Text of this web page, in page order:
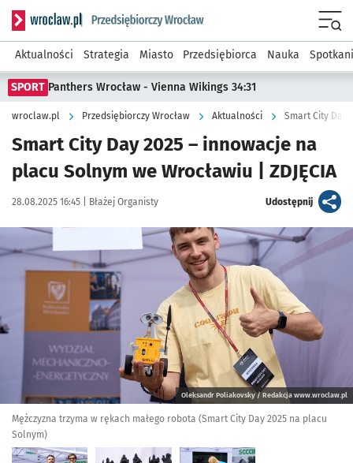
Serwis informacyjny wroclaw.pl podserwis: Strategia
Aktualności Strategia Miasto Przedsiębiorca Nauka
SPORT Panthers Wrocław - Vienna Wikings 34:31
wroclaw.pl Przedsiębiorczy Wrocław Aktualności Smart City Day
Smart City Day 2025 – innowacje na
placu Solnym we Wrocławiu | ZDJĘCIA
Data publikacji:
28.08.2025 16:45 | Autor:
Błażej Organisty Udostępnijartykuł
Kliknij, aby zobaczyć galerię
Oleksandr Poliakovsky / Redakcja www.wroclaw.pl
Mężczyzna trzyma w rękach małego robota (Smart City Day 2025 na placu
Solnym)